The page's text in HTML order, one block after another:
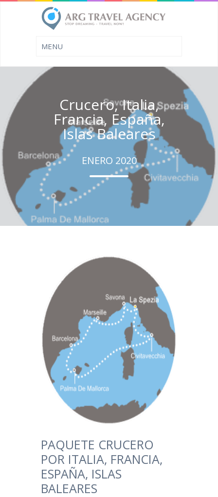
Crucero, Italia,
Francia, España,
Islas Baleares
ENERO 2020
PAQUETE CRUCERO
POR ITALIA, FRANCIA,
ESPAÑA, ISLAS
BALEARES